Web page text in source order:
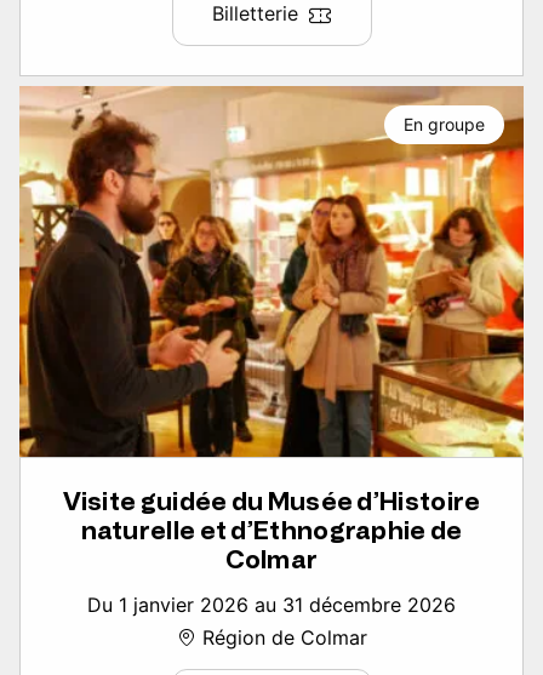
Billetterie
Visite guidée du Musée d’Histoire
naturelle et d’Ethnographie de
Colmar
Du 1 janvier 2026 au 31 décembre 2026
Région de Colmar
En groupe